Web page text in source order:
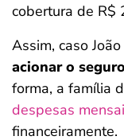
cobertura de R$
Assim, caso
acionar o
forma, a família
despesas
financeiramente.